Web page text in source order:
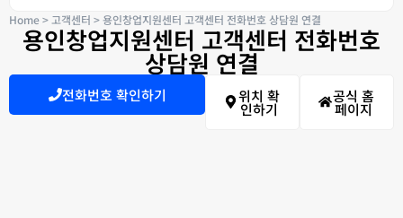
Home>고객센터 >용인창업지원센터 고객센터 전화번호 상담원 연결
용인창업지원센터 고객센터 전화번호
상담원 연결
전화번호 확인하기 위치 확
인하기
공식 홈
페이지